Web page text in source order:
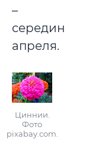
–
середина
апреля.
Циннии.
Фото
pixabay.com.